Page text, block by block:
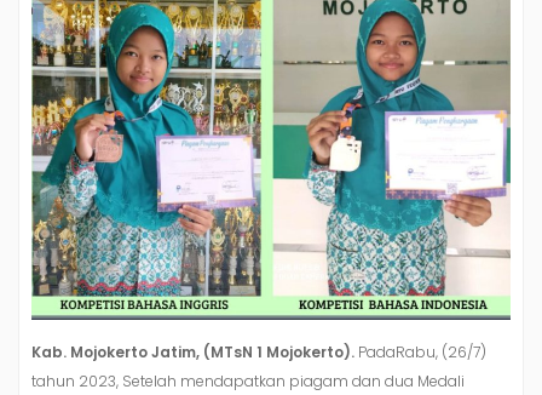
Kab. Mojokerto Jatim, (MTsN 1 Mojokerto). PadaRabu, (26/7)
tahun 2023, Setelah mendapatkan piagam dan dua Medali